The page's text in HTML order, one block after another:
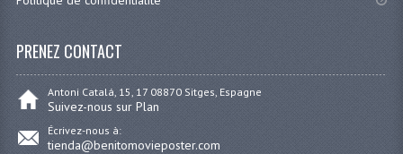
PRENEZ CONTACT
Antoni Catalá, 15, 17 08870 Sitges, Espagne
Suivez-nous sur Plan
Écrivez-nous à:
tienda@benitomovieposter.com